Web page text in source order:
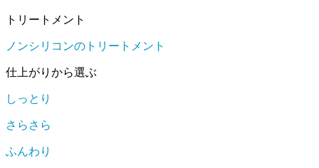
トリートメント
ノンシリコンのトリートメント
仕上がりから選ぶ
しっとり
さらさら
ふんわり